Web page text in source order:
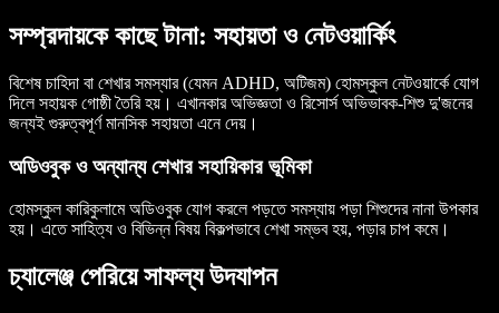
সম্প্রদায়কে কাছে টানা: সহায়তা ও নেটওয়ার্কিং
বিশেষ চাহিদা বা শেখার সমস্যার (যেমন ADHD, অটিজম) হোমস্কুল নেটওয়ার্কে যোগ
দিলে সহায়ক গোষ্ঠী তৈরি হয়। এখানকার অভিজ্ঞতা ও রিসোর্স অভিভাবক-শিশু দু'জনের
জন্যই গুরুত্বপূর্ণ মানসিক সহায়তা এনে দেয়।
অডিওবুক ও অন্যান্য শেখার সহায়িকার ভূমিকা
হোমস্কুল কারিকুলামে অডিওবুক যোগ করলে পড়তে সমস্যায় পড়া শিশুদের নানা উপকার
হয়। এতে সাহিত্য ও বিভিন্ন বিষয় বিকল্পভাবে শেখা সম্ভব হয়, পড়ার চাপ কমে।
চ্যালেঞ্জ পেরিয়ে সাফল্য উদযাপন